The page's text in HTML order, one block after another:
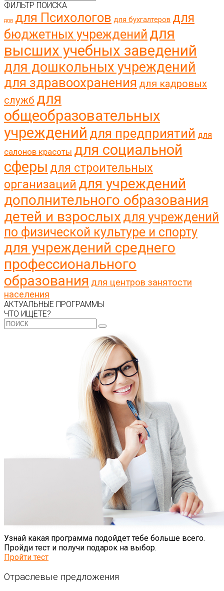
ФИЛЬТР ПОИСКА
для для Психологов для бухгалтеров для
бюджетных учреждений для
высших учебных заведений
для дошкольных учреждений
для здравоохранения для кадровых
служб для
общеобразовательных
учреждений для предприятий для
салонов красоты для социальной
сферы для строительных
организаций для учреждений
дополнительного образования
детей и взрослых для учреждений
по физической культуре и спорту
для учреждений среднего
профессионального
образования для центров занятости
населения
АКТУАЛЬНЫЕ ПРОГРАММЫ
ЧТО ИЩЕТЕ?
Узнай какая программа подойдет тебе больше всего.
Пройди тест и получи подарок на выбор.
Пройти тест
Отраслевые предложения